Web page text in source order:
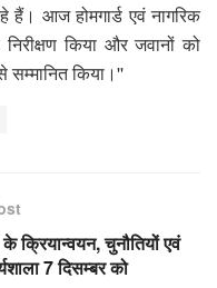
हैं। आज होमगार्ड एवं नागरिक
किया और जवानों को
सम्मानित किया।''
के क्रियान्वयन, चुनौतियों एवं
7 दिसम्बर को